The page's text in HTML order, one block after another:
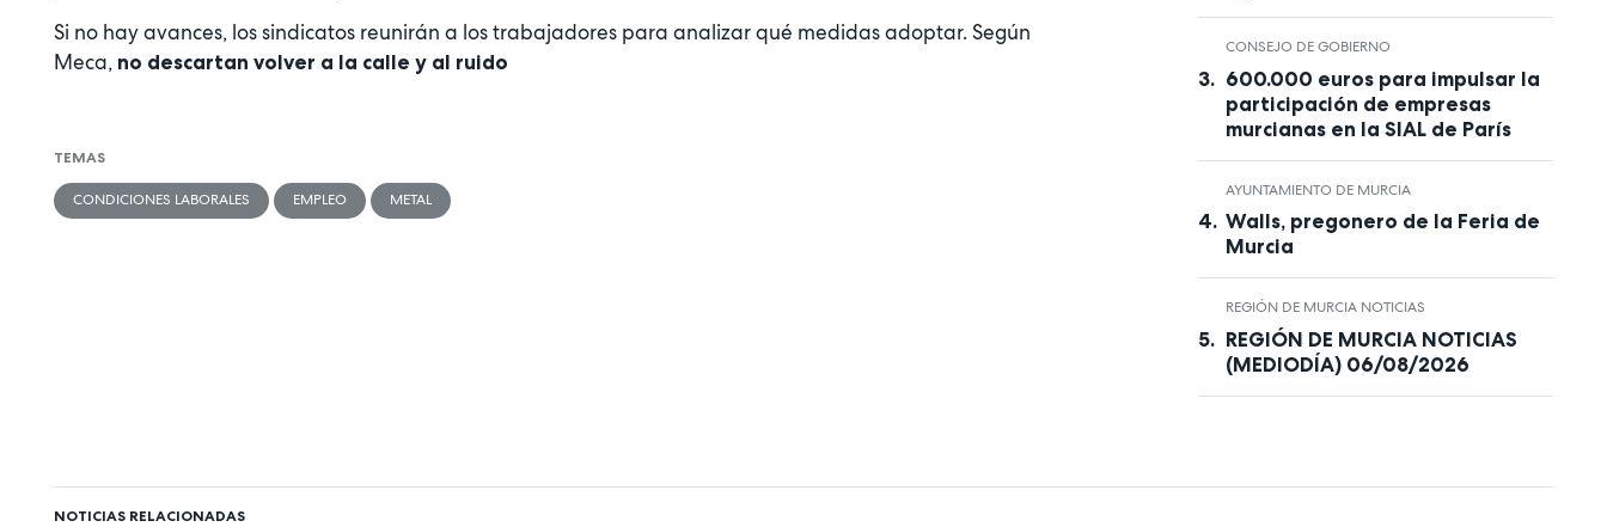
Si no hay avances, los sindicatos reunirán a los trabajadores para analizar qué medidas adoptar. Según
Meca, no descartan volver a la calle y al ruido
TEMAS
CONDICIONES LABORALES EMPLEO METAL
CONSEJO DE GOBIERNO
600.000 euros para impulsar la
participación de empresas
murcianas en la SIAL de París
AYUNTAMIENTO DE MURCIA
Walls, pregonero de la Feria de
Murcia
REGIÓN DE MURCIA NOTICIAS
REGIÓN DE MURCIA NOTICIAS
(MEDIODÍA) 06/08/2026
NOTICIAS RELACIONADAS